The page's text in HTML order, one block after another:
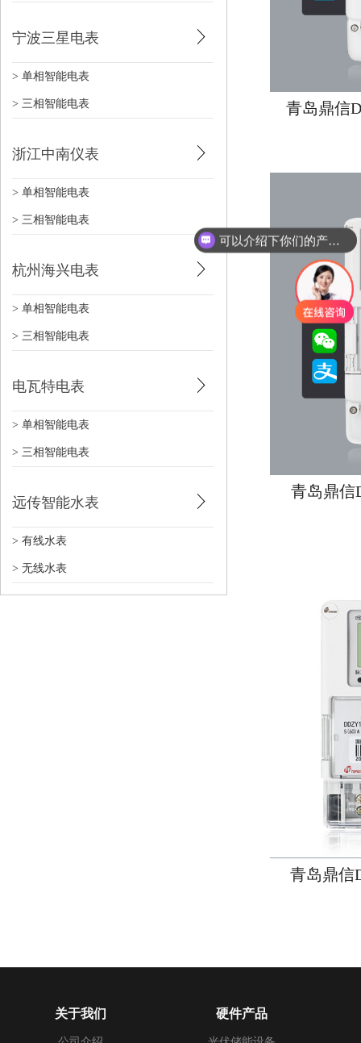
宁波三星电表
> 单相智能电表
> 三相智能电表
浙江中南仪表
> 单相智能电表
> 三相智能电表
杭州海兴电表
> 单相智能电表
> 三相智能电表
电瓦特电表
> 单相智能电表
> 三相智能电表
远传智能水表
> 有线水表
> 无线水表
青岛鼎信
青岛鼎信
青岛鼎信
关于我们 硬件产品
可以介绍下你们的产品么？